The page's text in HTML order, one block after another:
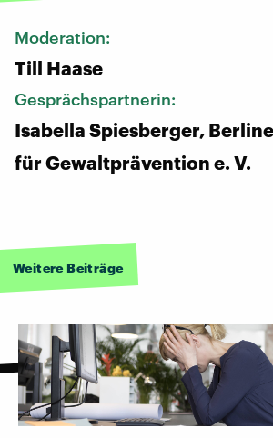
Moderation:
Till Haase
Gesprächspartnerin:
Isabella Spiesberger,
für Gewaltprävention e. V.
Weitere Beiträge